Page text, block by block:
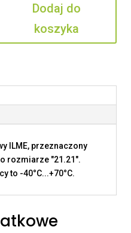
Dodaj do
koszyka
ILME, przeznaczony
rozmiarze "21.21".
to -40°C...+70°C.